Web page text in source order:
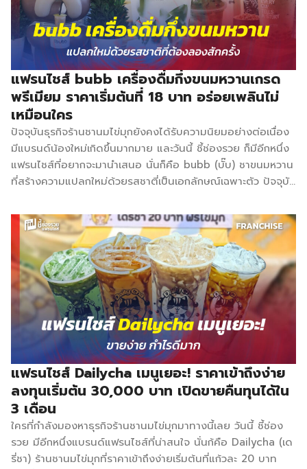
แฟรนไชส์ราคาเริ่มต้นที่ 29,900 บาท สิ่งที่จะได้รับ คือ ได้เซต
อุปกรณ์และวัตถุดิบต่างๆ และป้ายโลโก้, ป้ายเมนู, ป้ายไวนิล รวม
75 รายการ […]
แฟรนไชส์ bubb เครื่องดื่มกึ่งขนมหวานเกรด
พรีเมียม ราคาเริ่มต้นที่ 18 บาท อร่อยเพลินไม่
เหมือนใคร
ปัจจุบันธุรกิจร้านชานมไข่มุกยังคงได้รับความนิยมอย่างต่อเนื่อง
มีแบรนด์น้องใหม่เกิดขึ้นมากมาย และวันนี้ ชี้ช่องรวย ก็มีอีกหนึ่ง
แฟรนไชส์ที่อยากจะมานำเสนอ นั่นก็คือ bubb (บั๊บ) ชาขนมหวาน
ที่สร้างความแปลกใหม่ด้วยรสชาตี่เป็นเอกลักษณ์เฉพาะตัว ปัจจุบัน
ชาสด กับขนมทานเล่นเข้าด้วยกัน เพื่อสร้างสรรค์เมนูใหม่และ
ประสบการณ์เครื่องดื่มทานเล่นที่แปลกใหม่ การคัดสรรค์ นำเข้า
วัตถุดิบเกรดพรีเมี่ยมเฉพาะ เสริมเติมแต่งท็อปปิ้งที่หลากหลายจน
กลายเป็นเครื่องดื่มกึ่งขนมหวาน ไม่มีไขมันทรานส์ และยังสามารถ
ปรับระดับความหวาน ความเข้มชา เพิ่มลด ตกแต่งแก้วได้ตามใจ
ชอบ นอกจากนี้ ผงผลไม้ ที่นำมาใช้ทำจากผลไม้แห้งที่แช่แข็ง
100% จากแหล่งเพาะปลูกของไทย ทำให้ได้รสสัมผัสรสชาติแท้ ๆ
ในส่วนของชาใช้วิธีการต้มใบชาแบบดั้งเดิม นำมาปรุงแต่งให้เกิด
ความแตกต่างและโดดเด่น ทั้งรสชาติ กลิ่นหอมที่เย้ายวน และ
ความละมุนลิ้นที่ลงตัว วัตถุดิบที่นำมาใช้เกรดพรีเมียมส่งตรงจาก
ประเทศไต้หวัน ญี่ปุ่น และจีน ผสมผสานเป็นสูตรลับเฉพาะของ
ทางร้าน จำหน่ายในราคาเริ่มต้นที่ 18 บาท และมีเมนูให้เลือกกว่า
100 เมนู อีกทั้งสามารถเลือกความหวาน และความเข้มชาได้ เพื่อ
ให้เข้าถึงกลุ่มผู้บริโภคทุกรูปแบบ โดยมีเมนูหลัก ๆ ดังนี้ ชาขนม
หวานมันม่วง/ซากุระ/มัทฉะ/ช็อคโก้ (Dessert […]
แฟรนไชส์ Dailycha เมนูเยอะ! ราคาเข้าถึงง่าย
ลงทุนเริ่มต้น 30,000 บาท เปิดขายคืนทุนได้ใน
3 เดือน
ใครที่กำลังมองหาธุรกิจร้านชานมไข่มุกมาทางนี้เลย วันนี้ ชี้ช่อง
รวย มีอีกหนึ่งแบรนด์แฟรนไชส์ที่น่าสนใจ นั่นก้คือ Dailycha (เด
รี่ชา) ร้านชานมไข่มุกที่ราคาเข้าถึงง่ายเริ่มต้นที่แก้วละ 20 บาท